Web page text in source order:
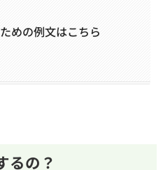
めの例文はこちら
るの？